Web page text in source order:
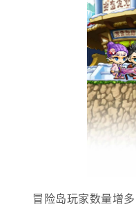
冒险岛玩家数量增多